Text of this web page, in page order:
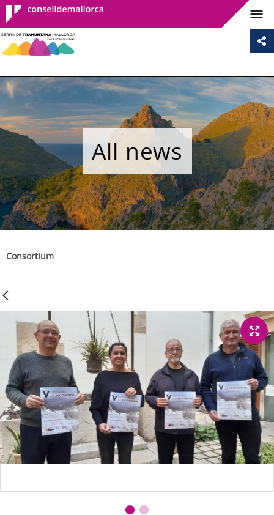
Consell de
Mallorca
All news
Consortium